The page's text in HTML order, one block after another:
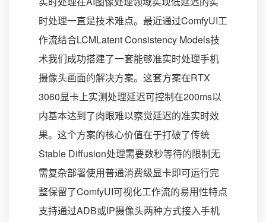
时处理一直是技术难点。最近通过ComfyUI工
作流结合LCMLatent Consistency Models技
术我们成功搭建了一套能够准实时处理手机
摄像头画面的解决方案。这套方案在RTX
3060显卡上实测处理延迟可控制在200ms以
内基本达到了肉眼难以察觉延迟的准实时效
果。这个方案的核心价值在于打破了传统
Stable Diffusion处理需要数秒等待的限制无
需复杂部署使用普通消费级显卡即可运行完
整保留了ComfyUI可视化工作流的易用性特点
支持通过ADB或IP摄像头两种方式接入手机